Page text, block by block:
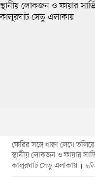
ফেরির সঙ্গে ধাক্কা লেগে
স্থানীয় লোকজন ও ফায়ার
কালুরঘাট সেতু এলাকায়